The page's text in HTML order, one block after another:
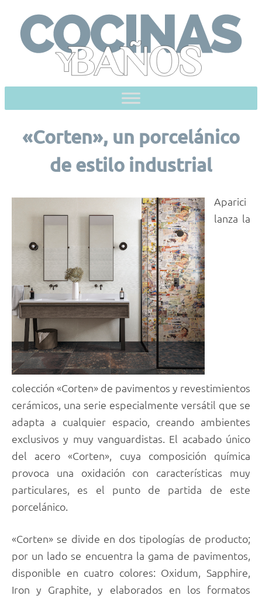
content
«Corten», un porcelánico
de estilo industrial
Aparici
lanza la
colección «Corten» de pavimentos y revestimientos
cerámicos, una serie especialmente versátil que se
adapta a cualquier espacio, creando ambientes
exclusivos y muy vanguardistas. El acabado único
del acero «Corten», cuya composición química
provoca una oxidación con características muy
particulares, es el punto de partida de este
porcelánico.
«Corten» se divide en dos tipologías de producto;
por un lado se encuentra la gama de pavimentos,
disponible en cuatro colores: Oxidum, Sapphire,
Iron y Graphite, y elaborados en los formatos